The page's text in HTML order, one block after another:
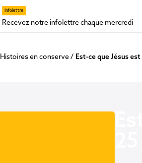
Infolettre
Recevez notre infolettre chaque mercredi
Histoires en conserve Est-ce que Jésus